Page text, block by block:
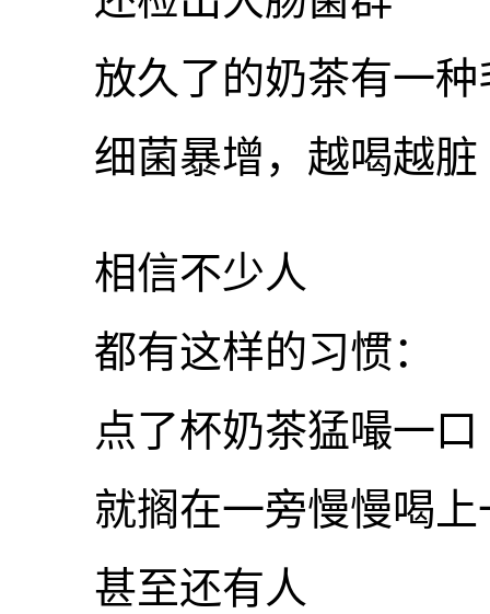
放久了的奶茶有一
细菌暴增，越喝越脏
相信不少人
都有这样的习惯：
点了杯奶茶猛嘬一口
就搁在一旁慢慢喝上
甚至还有人